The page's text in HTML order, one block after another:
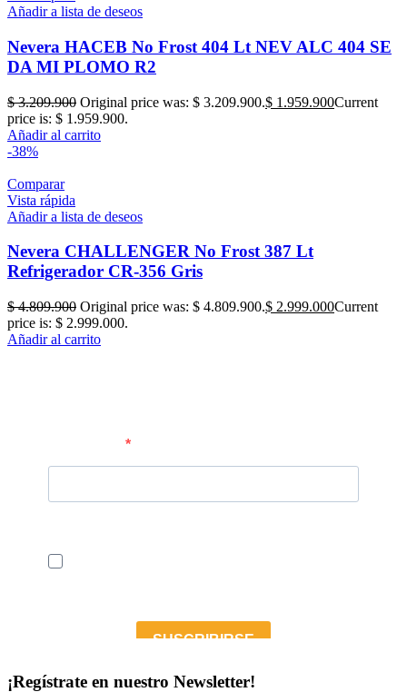
Añadir a lista de deseos
Nevera HACEB No Frost 404 Lt NEV ALC 404 SE
DA MI PLOMO R2
$3.209.900 Original price was: $ 3.209.900.$ 1.959.900Current
price is: $ 1.959.900.
Añadir al carrito
-38%
Comparar
Vista rápida
Añadir a lista de deseos
Nevera CHALLENGER No Frost 387 Lt
Refrigerador CR-356 Gris
$4.809.900 Original price was: $ 4.809.900.$ 2.999.000Current
price is: $ 2.999.000.
Añadir al carrito
¡Regístrate en nuestro Newsletter!